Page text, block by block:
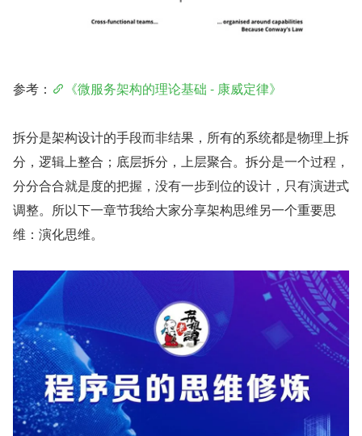
参考： 《微服务架构的理论基础 - 康威定律》
拆分是架构设计的手段而非结果，所有的系统都是物理上拆
分，逻辑上整合；底层拆分，上层聚合。拆分是一个过程，
分分合合就是度的把握，没有一步到位的设计，只有演进式
调整。所以下一章节我给大家分享架构思维另一个重要思
维：演化思维。